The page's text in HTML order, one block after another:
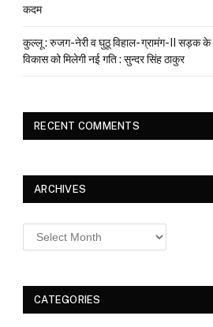
कदम
कुल्लू : रुजग-नेरी व घुठू विहाल- ग्रामंग-II सड़क के
विकास को मिलेगी नई गति : सुन्दर सिंह ठाकुर
RECENT COMMENTS
ARCHIVES
Archives
CATEGORIES